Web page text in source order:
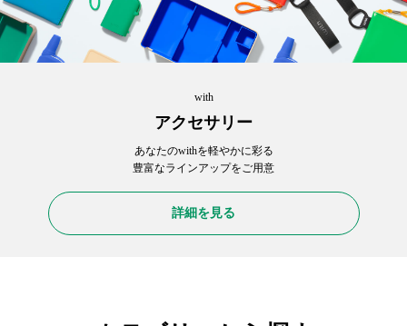
with
アクセサリー
あなたのwithを軽やかに彩る
豊富なラインアップをご用意
詳細を見る